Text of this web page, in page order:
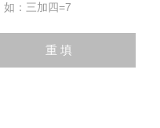
如：三加四=7